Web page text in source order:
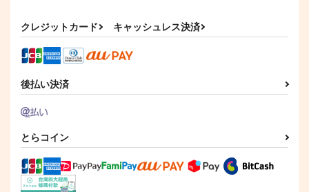
クレジットカード キャッシュレス決済
後払い決済
とらコイン